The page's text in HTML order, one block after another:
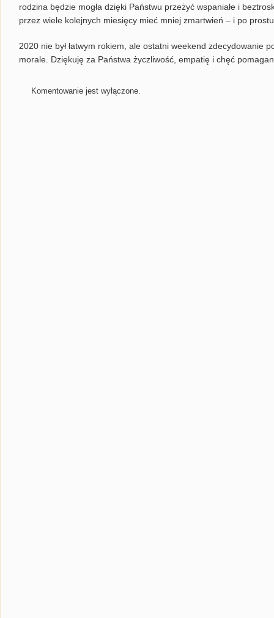
rodzina będzie mogła dzięki Państwu przeżyć wspaniałe i
przez wiele kolejnych miesięcy mieć mniej zmartwień – i po
2020 nie był łatwym rokiem, ale ostatni weekend zdecydowanie
morale. Dziękuję za Państwa życzliwość, empatię i chęć
Komentowanie jest wyłączone.